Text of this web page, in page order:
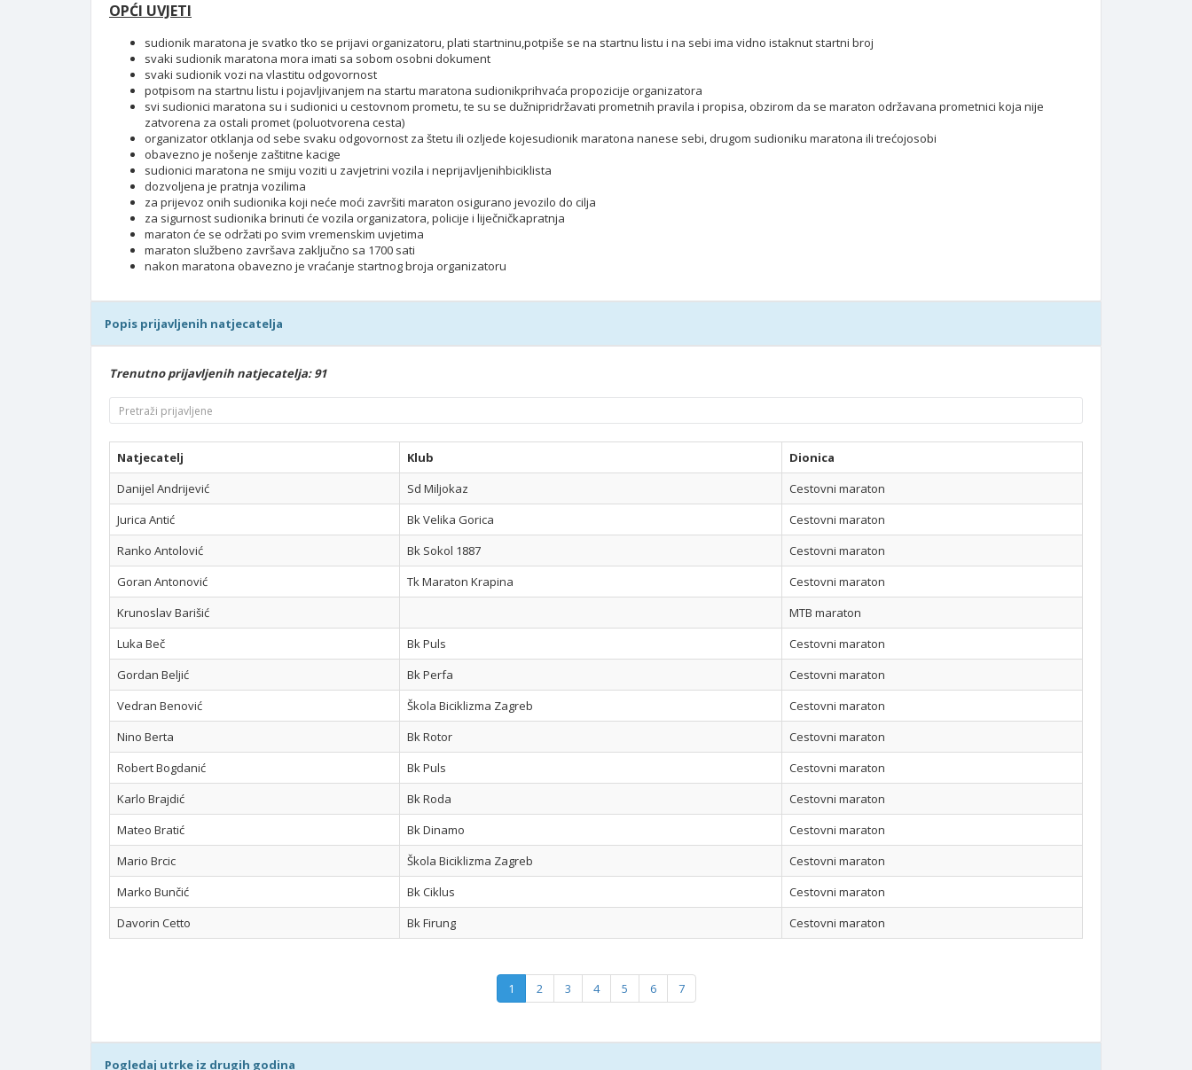
OPĆI UVJETI
sudionik maratona je svatko tko se prijavi organizatoru, plati startninu,potpiše se na startnu listu i na sebi ima vidno istaknut startni broj
svaki sudionik maratona mora imati sa sobom osobni dokument
svaki sudionik vozi na vlastitu odgovornost
potpisom na startnu listu i pojavljivanjem na startu maratona sudionikprihvaća propozicije organizatora
svi sudionici maratona su i sudionici u cestovnom prometu, te su se dužnipridržavati prometnih pravila i propisa, obzirom da se maraton održavana prometnici koja nije
zatvorena za ostali promet (poluotvorena cesta)
organizator otklanja od sebe svaku odgovornost za štetu ili ozljede kojesudionik maratona nanese sebi, drugom sudioniku maratona ili trećojosobi
obavezno je nošenje zaštitne kacige
sudionici maratona ne smiju voziti u zavjetrini vozila i neprijavljenihbiciklista
dozvoljena je pratnja vozilima
za prijevoz onih sudionika koji neće moći završiti maraton osigurano jevozilo do cilja
za sigurnost sudionika brinuti će vozila organizatora, policije i liječničkapratnja
maraton će se održati po svim vremenskim uvjetima
maraton službeno završava zaključno sa 1700 sati
nakon maratona obavezno je vraćanje startnog broja organizatoru
Popis prijavljenih natjecatelja
Trenutno prijavljenih natjecatelja: 91
Natjecatelj Klub
Dionica
Danijel Andrijević
Sd Miljokaz
Cestovni maraton
Jurica Antić
Bk Velika Gorica
Cestovni maraton
Ranko Antolović
Bk Sokol 1887
Cestovni maraton
Goran Antonović
Tk Maraton Krapina
Cestovni maraton
Krunoslav Barišić
MTB maraton
Luka Beč
Bk Puls
Cestovni maraton
Gordan Beljić
Bk Perfa
Cestovni maraton
Vedran Benović
Škola Biciklizma Zagreb
Cestovni maraton
Nino Berta
Bk Rotor
Cestovni maraton
Robert Bogdanić
Bk Puls
Cestovni maraton
Karlo Brajdić
Bk Roda
Cestovni maraton
Mateo Bratić
Bk Dinamo
Cestovni maraton
Mario Brcic
Škola Biciklizma Zagreb
Cestovni maraton
Marko Bunčić
Bk Ciklus
Cestovni maraton
Davorin Cetto
Bk Firung Cestovni maraton
1 2 3 4 5 6 7
Pogledaj utrke iz drugih godina